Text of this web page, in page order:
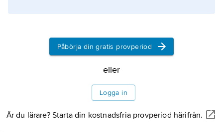
Påbörja din gratis provperiod
eller
Logga in
Är du lärare? Starta din kostnadsfria provperiod härifrån.